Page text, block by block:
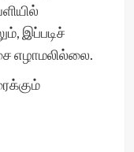
இப்படிச்
எழாமலில்லை.